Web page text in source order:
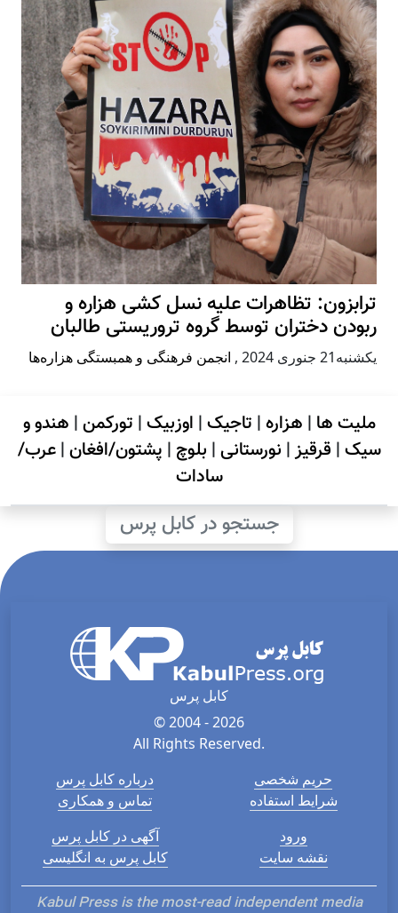
ترابزون: تظاهرات علیه نسل کشی هزاره و
ربودن دختران توسط گروه تروریستی طالبان
يكشنبه21 جنوری 2024 , انجمن فرهنگی و همبستگی هزاره‌ها
ملیت ها | هزاره| تاجیک| اوزبیک| تورکمن| هندو و
سیک| قرقیز| نورستانی| بلوچ | پشتون/افغان|عرب/
سادات
جستجو در کابل پرس
کابل پرس
© 2004 - 2026
All Rights Reserved.
درباره کابل پرس
تماس و همکاری
حریم شخصی
شرایط استفاده
آگهی در کابل پرس
کابل پرس به انگلیسی
ورود
نقشه سایت
Kabul Press is the most-read independent media